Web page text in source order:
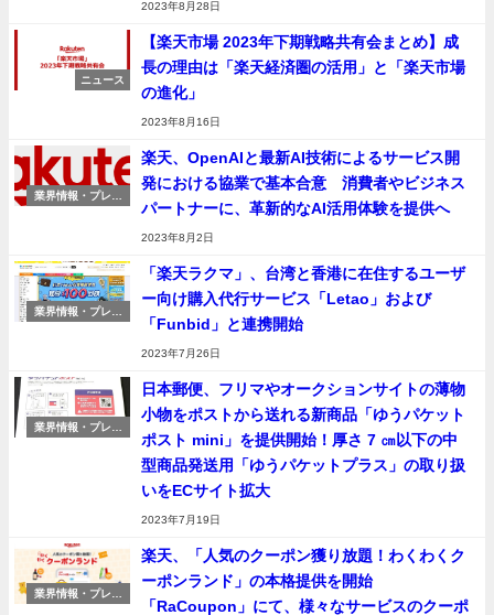
2023年8月28日
ニュース
【楽天市場 2023年下期戦略共有会まとめ】成
長の理由は「楽天経済圏の活用」と「楽天市場
の進化」
2023年8月16日
業界情報・プレス
楽天、OpenAIと最新AI技術によるサービス開
発における協業で基本合意 消費者やビジネス
パートナーに、革新的なAI活用体験を提供へ
2023年8月2日
業界情報・プレス
「楽天ラクマ」、台湾と香港に在住するユーザ
ー向け購入代行サービス「Letao」および
「Funbid」と連携開始
2023年7月26日
業界情報・プレス
日本郵便、フリマやオークションサイトの薄物
小物をポストから送れる新商品「ゆうパケット
ポスト mini」を提供開始！厚さ 7 ㎝以下の中
型商品発送用「ゆうパケットプラス」の取り扱
いをECサイト拡大
2023年7月19日
業界情報・プレス
楽天、「人気のクーポン獲り放題！わくわくク
ーポンランド」の本格提供を開始
「RaCoupon」にて、様々なサービスのクーポ